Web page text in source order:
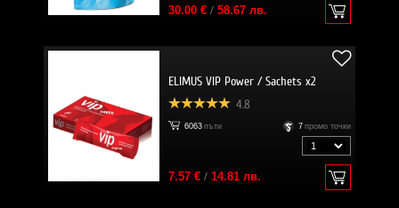
30.00 €/ 58.67 лв.
ELIMUS VIP Power / Sachets x2
4.8
6063 пъти 7 промо точки
7.57 €/ 14.81 лв.